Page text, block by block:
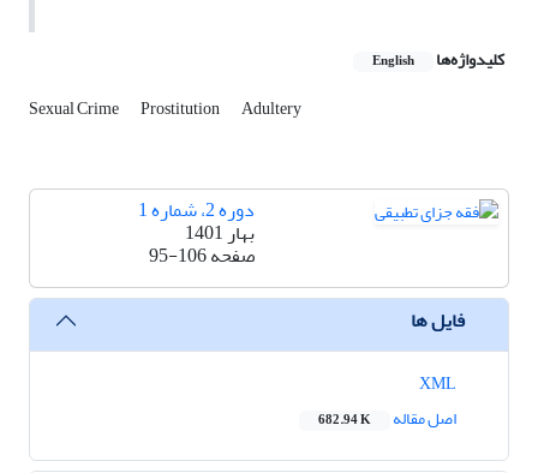
کلیدواژه‌ها English
Sexual Crime Prostitution Adultery
دوره 2، شماره 1
بهار 1401
صفحه95-106
فایل ها
اصل مقاله
682.94 K